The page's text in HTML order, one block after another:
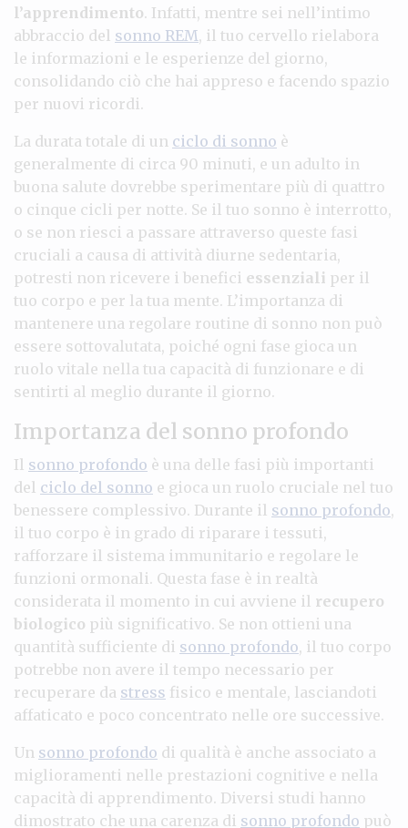
l’apprendimento. Infatti, mentre sei nell’intimo
abbraccio del sonno REM, il tuo cervello rielabora
le informazioni e le esperienze del giorno,
consolidando ciò che hai appreso e facendo spazio
per nuovi ricordi.
La durata totale di un ciclo di sonno è
generalmente di circa 90 minuti, e un adulto in
buona salute dovrebbe sperimentare più di quattro
o cinque cicli per notte. Se il tuo sonno è interrotto,
o se non riesci a passare attraverso queste fasi
cruciali a causa di attività diurne sedentaria,
potresti non ricevere i benefici essenziali per il
tuo corpo e per la tua mente. L’importanza di
mantenere una regolare routine di sonno non può
essere sottovalutata, poiché ogni fase gioca un
ruolo vitale nella tua capacità di funzionare e di
sentirti al meglio durante il giorno.
Importanza del sonno profondo
Il sonno profondo è una delle fasi più importanti
del ciclo del sonno e gioca un ruolo cruciale nel tuo
benessere complessivo. Durante il sonno profondo,
il tuo corpo è in grado di riparare i tessuti,
rafforzare il sistema immunitario e regolare le
funzioni ormonali. Questa fase è in realtà
considerata il momento in cui avviene il recupero
biologico più significativo. Se non ottieni una
quantità sufficiente di sonno profondo, il tuo corpo
potrebbe non avere il tempo necessario per
recuperare da stress fisico e mentale, lasciandoti
affaticato e poco concentrato nelle ore successive.
Un sonno profondo di qualità è anche associato a
miglioramenti nelle prestazioni cognitive e nella
capacità di apprendimento. Diversi studi hanno
dimostrato che una carenza di sonno profondo può